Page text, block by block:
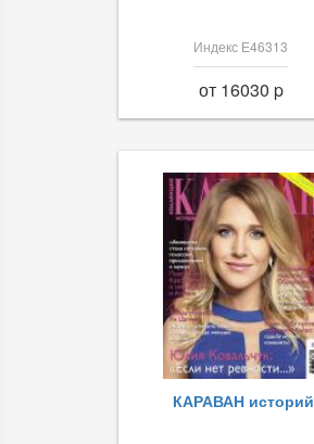
Индекс Е46313
от 16030 p
КАРАВАН историй